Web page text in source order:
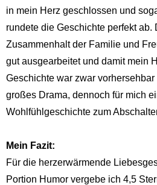
in mein Herz geschlossen und
rundete die Geschichte perfekt
Zusammenhalt der Familie und
gut ausgearbeitet und damit mein
Geschichte war zwar
großes Drama, dennoch für mich
Wohlfühlgeschichte zum
Mein Fazit:
Für die herzerwärmende
Portion Humor vergebe ich 4,5